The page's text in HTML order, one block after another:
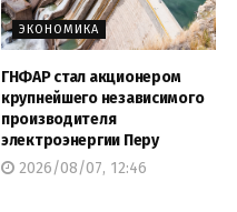
ЭКОНОМИКА
ГНФАР стал акционером
крупнейшего независимого
производителя
электроэнергии Перу
2026/08/07, 12:46